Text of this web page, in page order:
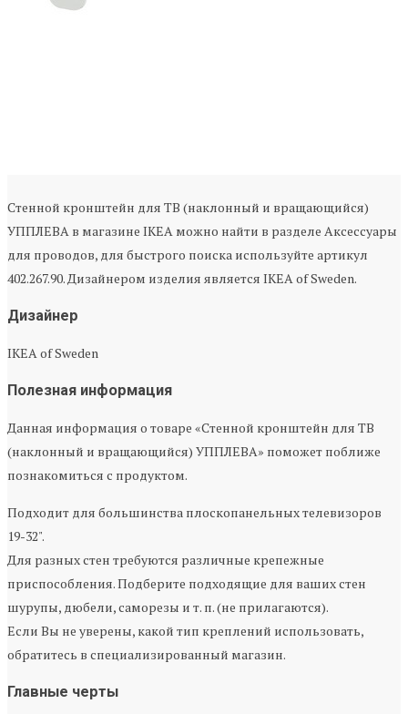
Стенной кронштейн для ТВ (наклонный и вращающийся)
УППЛЕВА в магазине IKEA можно найти в разделе Аксессуары
для проводов, для быстрого поиска используйте артикул
402.267.90. Дизайнером изделия является IKEA of Sweden.
Дизайнер
IKEA of Sweden
Полезная информация
Данная информация о товаре «Стенной кронштейн для ТВ
(наклонный и вращающийся) УППЛЕВА» поможет поближе
познакомиться с продуктом.
Подходит для большинства плоскопанельных телевизоров
19-32".
Для разных стен требуются различные крепежные
приспособления. Подберите подходящие для ваших стен
шурупы, дюбели, саморезы и т. п. (не прилагаются).
Если Вы не уверены, какой тип креплений использовать,
обратитесь в специализированный магазин.
Главные черты